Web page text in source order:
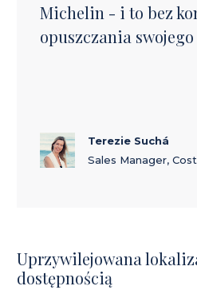
Michelin - i to bez
opuszczania
Terezie Suchá
Sales Manager,
Uprzywilejowana
dostępnością